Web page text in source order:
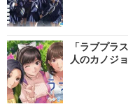
「ラブプラ
人のカノジ